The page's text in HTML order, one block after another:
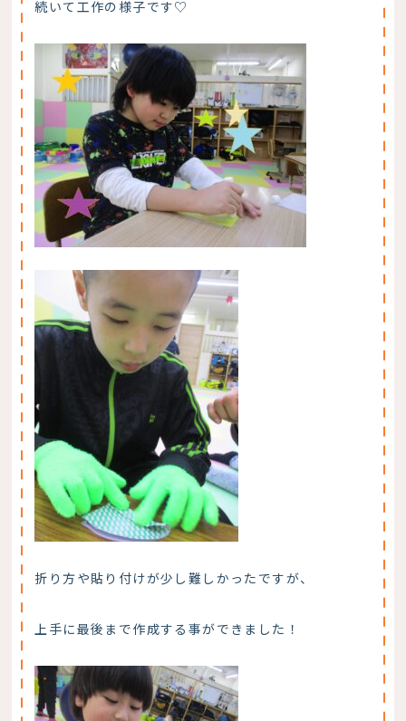
続いて工作の様子です♡
折り方や貼り付けが少し難しかったですが、
上手に最後まで作成する事ができました！